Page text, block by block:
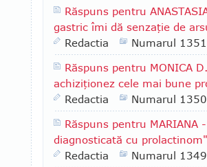
Răspuns pentru
gastric îmi dă senzaţie de
Redactia
Numarul 1351
Răspuns pentru MONICA
achiziţionez cele mai bune
Redactia
Numarul 1350
Răspuns pentru
diagnosticată cu prolactinom"
Redactia
Numarul 1349